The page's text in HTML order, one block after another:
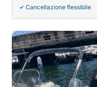
Cancellazione flessibile